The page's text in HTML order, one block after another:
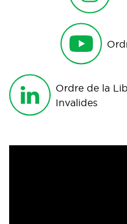
Ordre de la
Invalides